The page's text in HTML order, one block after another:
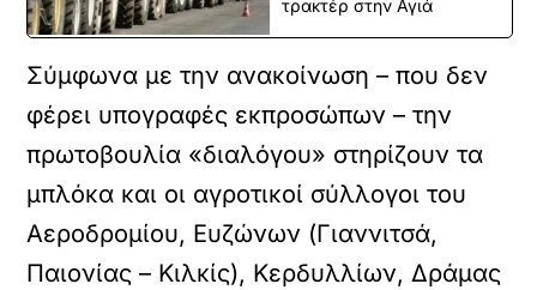
τρακτέρ στην Αγιά
Σύμφωνα με την ανακοίνωση – που δεν
φέρει υπογραφές εκπροσώπων – την
πρωτοβουλία «διαλόγου» στηρίζουν τα
μπλόκα και οι αγροτικοί σύλλογοι του
Αεροδρομίου, Ευζώνων (Γιαννιτσά,
Παιονίας – Κιλκίς), Κερδυλλίων, Δράμας